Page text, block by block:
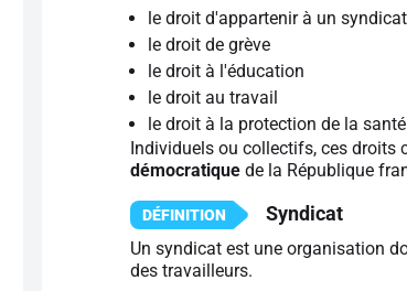
le droit d'appartenir à un syndicat
le droit de grève
le droit à l'éducation
le droit au travail
le droit à la protection de la santé
Individuels ou collectifs, ces droits
démocratique de la République
Syndicat
Un syndicat est une organisation
des travailleurs.